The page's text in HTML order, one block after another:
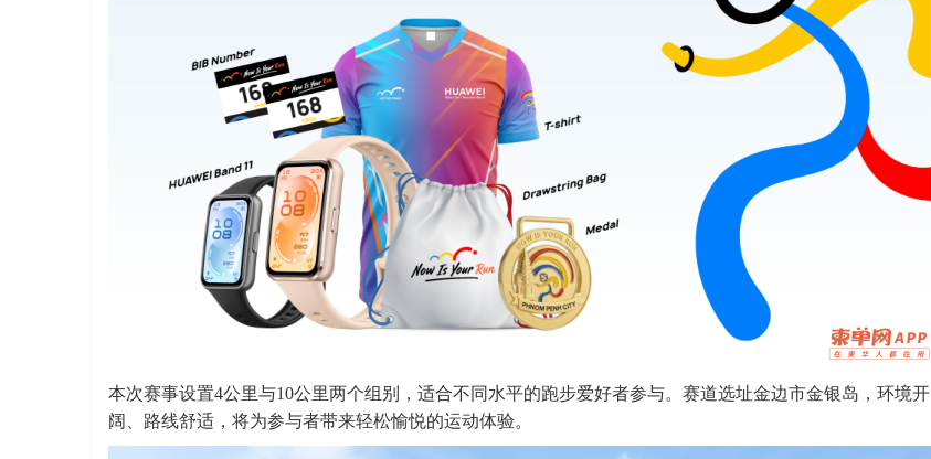
本次赛事设置4公里与10公里两个组别，适合不同水平的跑步爱好者参与。赛道选址金边市金银岛，环境开
阔、路线舒适，将为参与者带来轻松愉悦的运动体验。